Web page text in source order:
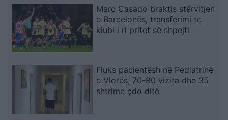
Marc Casado braktis stërvitjen
e Barcelonës, transferimi te
klubi i ri pritet së shpejti
Fluks pacientësh në Pediatrinë
e Vlorës, 70-80 vizita dhe 35
shtrime çdo ditë